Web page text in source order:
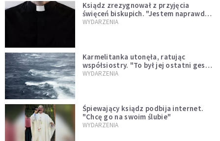
Ksiądz zrezygnował z przyjęcia
święceń biskupich. "Jestem naprawdę
niegodny"
WYDARZENIA
Karmelitanka utonęła, ratując
współsiostry. "To był jej ostatni gest
miłości"
WYDARZENIA
Śpiewający ksiądz podbija internet.
"Chcę go na swoim ślubie"
WYDARZENIA